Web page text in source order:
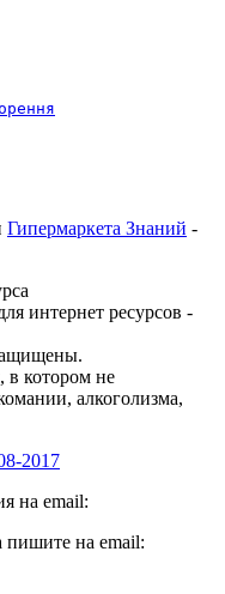
Гипермаркета Знаний -
интернет ресурсов -
в котором не
алкоголизма,
2017
на email:
пишите на email: